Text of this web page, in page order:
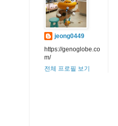
jeong0449
https://genoglobe.co
m/
전체 프로필 보기